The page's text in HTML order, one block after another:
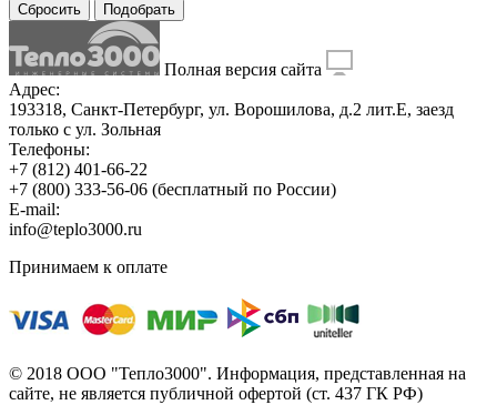
Сбросить Подобрать
Полная версия сайта
Адрес:
193318, Санкт-Петербург, ул. Ворошилова, д.2 лит.Е, заезд
только с ул. Зольная
Телефоны:
+7 (812) 401-66-22
+7 (800) 333-56-06 (бесплатный по России)
E-mail:
info@teplo3000.ru
Принимаем к оплате
© 2018 ООО "Тепло3000". Информация, представленная на
сайте, не является публичной офертой (ст. 437 ГК РФ)